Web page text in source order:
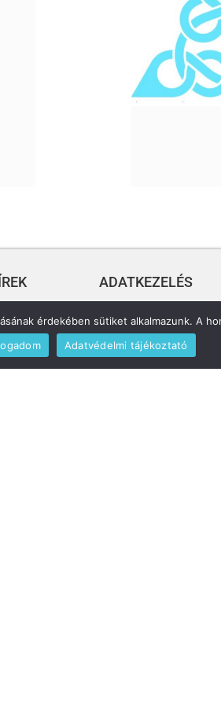
ADATKEZELÉS
Tárhelyszolgáltató
Cégadatok
ÁSZF
érdekében sütiket alkalmazunk. A
Adatvédelmi tájékoztató